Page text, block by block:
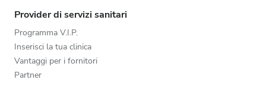
Provider di servizi sanitari
Programma V.I.P.
Inserisci la tua clinica
Vantaggi per i fornitori
Partner